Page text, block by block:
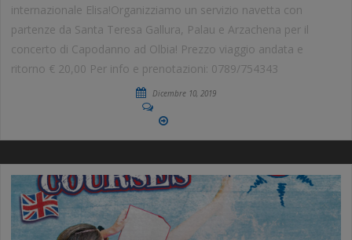
internazionale Elisa!Organizziamo un servizio navetta con
partenze da Santa Teresa Gallura, Palau e Arzachena per il
concerto di Capodanno ad Olbia! Prezzo viaggio andata e
ritorno € 20,00 Per info e prenotazioni: 0789/754343
Dicembre 10, 2019